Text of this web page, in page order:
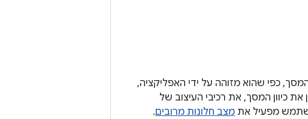
כפי שהוא מזוהה על ידי האפליקציה,
כיוון המסך, את רכיבי העיצוב של
מפעיל את מצב חלונות מרובים.